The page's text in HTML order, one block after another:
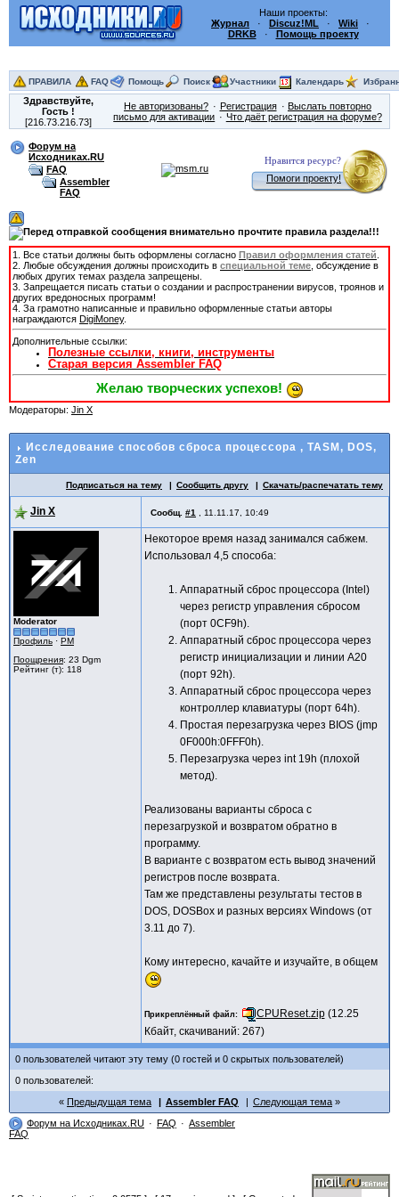
Наши проекты:
Журнал · Discuz!ML · Wiki ·
DRKB· Помощь проекту
ПРАВИЛА FAQ Помощь Поиск Участники Календарь
Здравствуйте,
Гость!
[216.73.216.73]
Не авторизованы? Регистрация
Выслать повторно
письмо для активации
Что даёт регистрация на форуме?
Форум на
Исходниках.RU
FAQ
Assembler
FAQ
Нравится ресурс?
Помоги проекту!
1. Все статьи должны быть оформлены согласно Правил оформления статей
2. Любые обсуждения должны происходить в специальной теме , обсуждение в
любых других темах раздела запрещены.
3. Запрещается писать статьи о создании и распространении вирусов, троянов и
других вредоносных программ!
4. За грамотно написанные и правильно оформленные статьи авторы
награждаются DigiMoney.
Дополнительные ссылки:
Полезные ссылки, книги, инструменты
Старая версия Assembler FAQ
Желаю творческих успехов!
Модераторы: Jin X
Исследование способов сброса процессора , TASM, DOS,
Zen
Подписаться на тему Сообщить другу Скачать/распечатать тему
Jin X Сообщ. #1 11.11.17, 10:49
Moderator
Профиль · PM
Поощрения: 23 Dgm
Рейтинг (т): 118
Некоторое время назад занимался сабжем.
Использовал 4,5 способа:
Аппаратный сброс процессора (Intel)
через регистр управления сбросом
(порт 0CF9h).
Аппаратный сброс процессора через
регистр инициализации и линии A20
(порт 92h).
Аппаратный сброс процессора через
контроллер клавиатуры (порт 64h).
Простая перезагрузка через BIOS (jmp
0F000h:0FFF0h).
Перезагрузка через int 19h (плохой
метод).
Реализованы варианты сброса с
перезагрузкой и возвратом обратно в
программу.
В варианте с возвратом есть вывод значений
регистров после возврата.
Там же представлены результаты тестов в
DOS, DOSBox и разных версиях Windows (от
3.11 до 7).
Кому интересно, качайте и изучайте, в общем
Прикреплённый файл CPUReset.zip(12.25
Кбайт, скачиваний: 267)
0 пользователей читают эту тему (0 гостей и 0 скрытых пользователей)
0 пользователей:
Предыдущая тема
Assembler FAQ
Следующая тема
Форум на Исходниках.RU
FAQ
Assembler
FAQ